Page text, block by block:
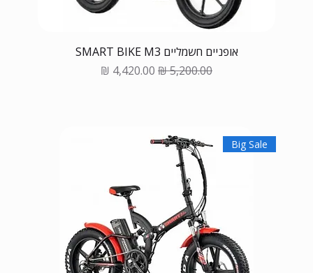
אופניים חשמליים SMART BIKE M3
Regular Price
Sale Price
Big Sale